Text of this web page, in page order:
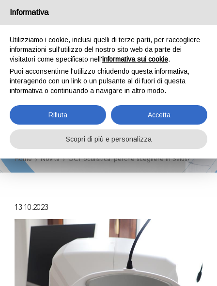
OCT oculistica:
perchè scegliere In
Salus?
Home Novità OCT oculistica: perchè scegliere In Salus?
13.10.2023
Informativa
Utilizziamo i cookie, inclusi quelli di terze parti, per raccogliere
informazioni sull’utilizzo del nostro sito web da parte dei
visitatori come specificato nell'informativa sui cookie.
Puoi acconsentirne l'utilizzo chiudendo questa informativa,
interagendo con un link o un pulsante al di fuori di questa
informativa o continuando a navigare in altro modo.
Rifiuta Accetta
Scopri di più e personalizza